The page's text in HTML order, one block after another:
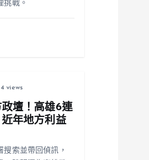
挑戰。
views
壇！高雄6連
年地方利益
索並帶回偵訊，